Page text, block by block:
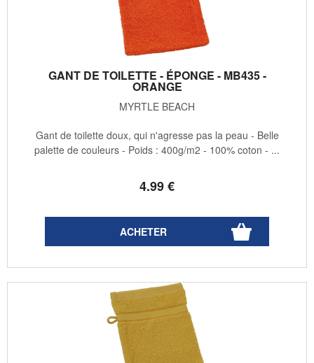
GANT DE TOILETTE - ÉPONGE - MB435 -
ORANGE
MYRTLE BEACH
4.99€
Gant de toilette doux, qui n'agresse pas la peau - Belle
palette de couleurs - Poids : 400g/m2 - 100% coton - ...